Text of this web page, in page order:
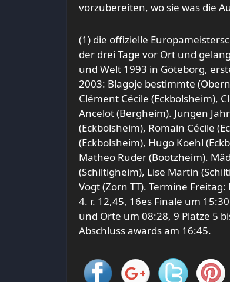
vorzubereiten, wo sie was die
(1) die offizielle
der drei Tage vor Ort und
und Welt 1993 in Göteborg,
2003: Blagoje bestimmte
Clément Cécile (Eckbolsheim),
Ancelot (Bergheim). Jungen
(Eckbolsheim), Romain Cécile
(Eckbolsheim), Hugo Koehl
Matheo Ruder (Bootzheim).
(Schiltigheim), Lise Martin
Vogt (Zorn TT). Termine
4. r. 12,45, 16es Finale um
und Orte um 08:28, 9 Plätze 5
Abschluss awards am 16:45.